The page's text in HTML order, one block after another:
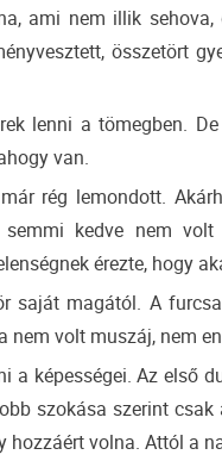
ami nem illik
összetört
lenni a tömegben.
van.
rég lemondott.
semmi kedve nem
érezte, hogy
saját magától. A
nem volt muszáj, nem
a képességei. Az első
szokása szerint
hozzáért volna. Attól a